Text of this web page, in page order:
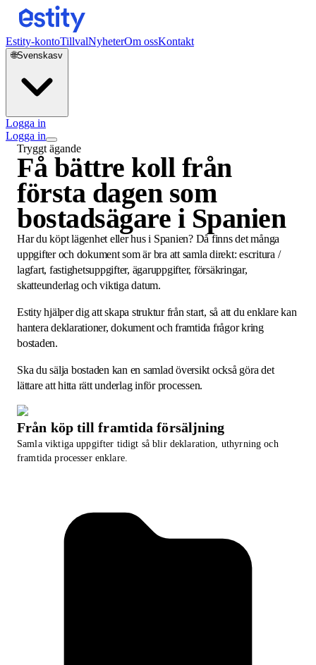
Estity-kontoTillvalNyheterOm ossKontakt
🌐Svenskasv
Logga in
Logga in
Tryggt ägande
Få bättre koll från
första dagen som
bostadsägare i Spanien
Har du köpt lägenhet eller hus i Spanien? Då finns det många
uppgifter och dokument som är bra att samla direkt: escritura /
lagfart, fastighetsuppgifter, ägaruppgifter, försäkringar,
skatteunderlag och viktiga datum.
Estity hjälper dig att skapa struktur från start, så att du enklare kan
hantera deklarationer, dokument och framtida frågor kring
bostaden.
Ska du sälja bostaden kan en samlad översikt också göra det
lättare att hitta rätt underlag inför processen.
Från köp till framtida försäljning
Samla viktiga uppgifter tidigt så blir deklaration, uthyrning och
framtida processer enklare.